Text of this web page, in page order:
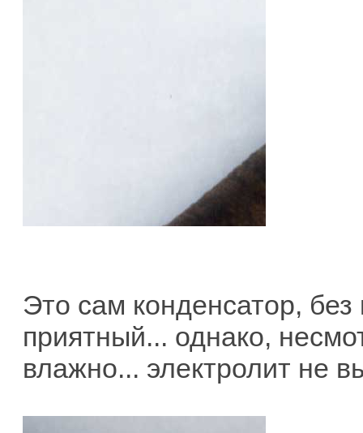
Это сам конденсатор,
приятный... однако,
влажно... электролит не